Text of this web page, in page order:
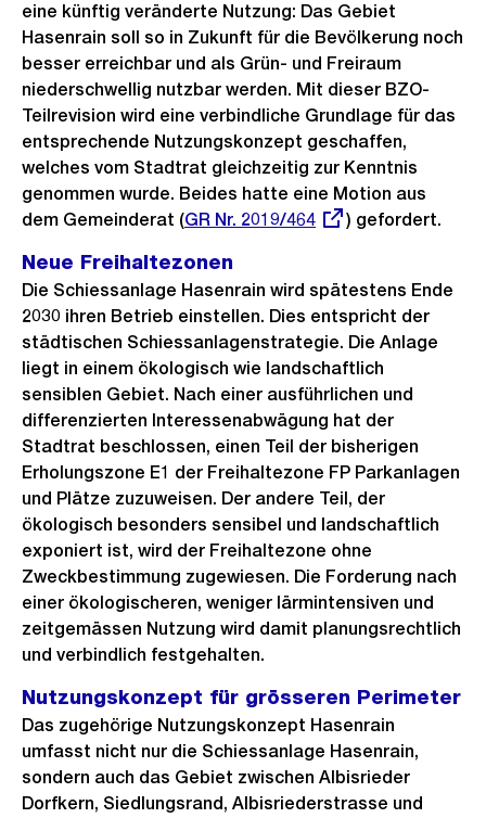
eine künftig veränderte Nutzung: Das Gebiet
Hasenrain soll so in Zukunft für die Bevölkerung noch
besser erreichbar und als Grün- und Freiraum
niederschwellig nutzbar werden. Mit dieser BZO-
Teilrevision wird eine verbindliche Grundlage für das
entsprechende Nutzungskonzept geschaffen,
welches vom Stadtrat gleichzeitig zur Kenntnis
genommen wurde. Beides hatte eine Motion aus
dem Gemeinderat (Externer
GR Nr. 2019/464 ) gefordert.
Neue Freihaltezonen
Die Schiessanlage Hasenrain wird spätestens Ende
2030 ihren Betrieb einstellen. Dies entspricht der
städtischen Schiessanlagenstrategie. Die Anlage
liegt in einem ökologisch wie landschaftlich
sensiblen Gebiet. Nach einer ausführlichen und
differenzierten Interessenabwägung hat der
Stadtrat beschlossen, einen Teil der bisherigen
Erholungszone E1 der Freihaltezone FP Parkanlagen
und Plätze zuzuweisen. Der andere Teil, der
ökologisch besonders sensibel und landschaftlich
exponiert ist, wird der Freihaltezone ohne
Zweckbestimmung zugewiesen. Die Forderung nach
einer ökologischeren, weniger lärmintensiven und
zeitgemässen Nutzung wird damit planungsrechtlich
und verbindlich festgehalten.
Nutzungskonzept für grösseren Perimeter
Das zugehörige Nutzungskonzept Hasenrain
umfasst nicht nur die Schiessanlage Hasenrain,
sondern auch das Gebiet zwischen Albisrieder
Dorfkern, Siedlungsrand, Albisriederstrasse und